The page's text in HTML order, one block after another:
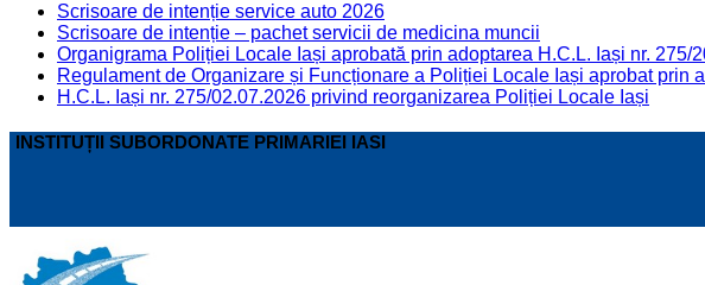
Scrisoare de intenție service auto 2026
Scrisoare de intenție – pachet servicii de medicina muncii
Organigrama Poliției Locale Iași aprobată prin adoptarea H.C.L. Iași nr.
Regulament de Organizare și Funcționare a Poliției Locale Iași aprobat
H.C.L. Iași nr. 275/02.07.2026 privind reorganizarea Poliției Locale Iași
INSTITUȚII SUBORDONATE PRIMARIEI IASI